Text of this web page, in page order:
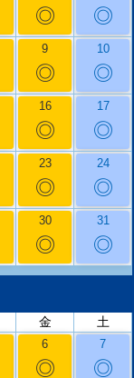
◎ ◎
9
◎
10
◎
16
◎
17
◎
23
◎
24
◎
30
◎
31
◎
金
土
6
◎
7
◎